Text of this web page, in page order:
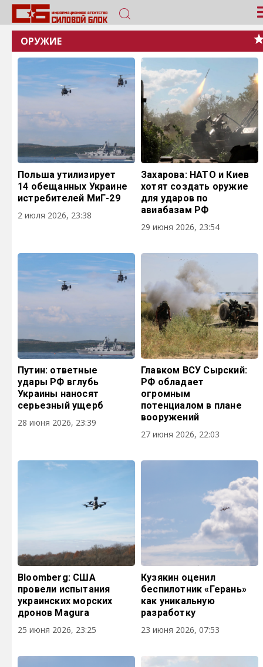
ОРУЖИЕ
Польша утилизирует
14 обещанных Украине
истребителей МиГ-29
2 июля 2026, 23:38
Захарова: НАТО и Киев
хотят создать оружие
для ударов по
авиабазам РФ
29 июня 2026, 23:54
Путин: ответные
удары РФ вглубь
Украины наносят
серьезный ущерб
28 июня 2026, 23:39
Главком ВСУ Сырский:
РФ обладает
огромным
потенциалом в плане
вооружений
27 июня 2026, 22:03
Bloomberg: США
провели испытания
украинских морских
дронов Magura
25 июня 2026, 23:25
Кузякин оценил
беспилотник «Герань»
как уникальную
разработку
23 июня 2026, 07:53